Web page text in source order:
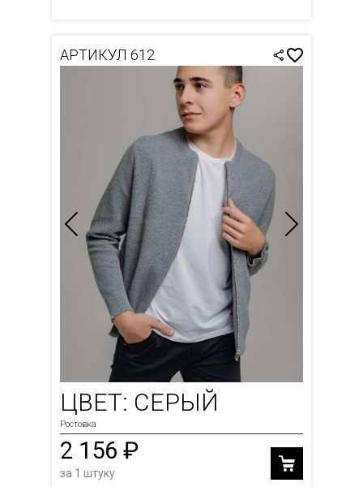
АРТИКУЛ 612
ЦВЕТ: СЕРЫЙ
Ростовка
2 156 ₽
за 1 штуку